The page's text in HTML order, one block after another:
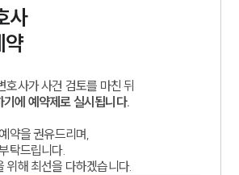
사
약
호사가 사건 검토를 마친 뒤
에 예약제로 실시됩니다.
약을 권유드리며,
탁드립니다.
위해 최선을 다하겠습니다.